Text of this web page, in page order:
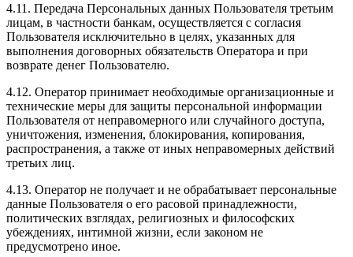
4.11. Передача Персональных данных Пользователя третьим
лицам, в частности банкам, осуществляется с согласия
Пользователя исключительно в целях, указанных для
выполнения договорных обязательств Оператора и при
возврате денег Пользователю.
4.12. Оператор принимает необходимые организационные и
технические меры для защиты персональной информации
Пользователя от неправомерного или случайного доступа,
уничтожения, изменения, блокирования, копирования,
распространения, а также от иных неправомерных действий
третьих лиц.
4.13. Оператор не получает и не обрабатывает персональные
данные Пользователя о его расовой принадлежности,
политических взглядах, религиозных и философских
убеждениях, интимной жизни, если законом не
предусмотрено иное.